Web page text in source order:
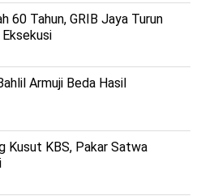
60 Tahun, GRIB Jaya Turun
Armuji Beda Hasil
Kusut KBS, Pakar Satwa